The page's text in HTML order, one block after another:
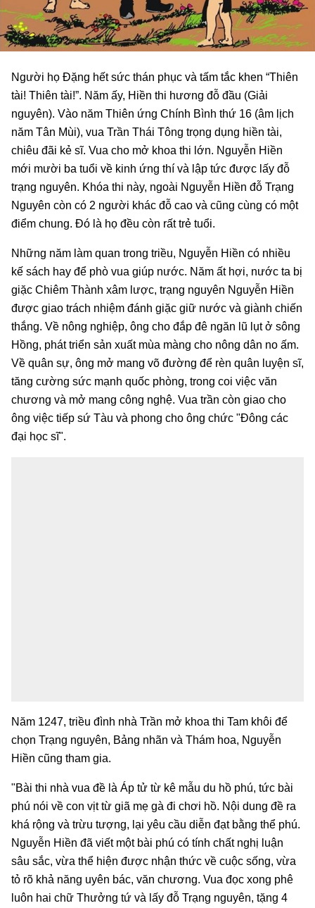
Người họ Đặng hết sức thán phục và tấm tắc khen “Thiên
tài! Thiên tài!”. Năm ấy, Hiền thi hương đỗ đầu (Giải
nguyên). Vào năm Thiên ứng Chính Bình thứ 16 (âm lịch
năm Tân Mùi), vua Trần Thái Tông trọng dụng hiền tài,
chiêu đãi kẻ sĩ. Vua cho mở khoa thi lớn. Nguyễn Hiền
mới mười ba tuổi về kinh ứng thí và lập tức được lấy đỗ
trạng nguyên. Khóa thi này, ngoài Nguyễn Hiền đỗ Trạng
Nguyên còn có 2 người khác đỗ cao và cũng cùng có một
điểm chung. Đó là họ đều còn rất trẻ tuổi.
Những năm làm quan trong triều, Nguyễn Hiền có nhiều
kế sách hay để phò vua giúp nước. Năm ất hợi, nước ta bị
giặc Chiêm Thành xâm lược, trạng nguyên Nguyễn Hiền
được giao trách nhiệm đánh giặc giữ nước và giành chiến
thắng. Về nông nghiệp, ông cho đắp đê ngăn lũ lụt ở sông
Hồng, phát triển sản xuất mùa màng cho nông dân no ấm.
Về quân sự, ông mở mang võ đường để rèn quân luyện sĩ,
tăng cường sức mạnh quốc phòng, trong coi việc văn
chương và mở mang công nghệ. Vua trần còn giao cho
ông việc tiếp sứ Tàu và phong cho ông chức "Đông các
đại học sĩ".
Năm 1247, triều đình nhà Trần mở khoa thi Tam khôi để
chọn Trạng nguyên, Bảng nhãn và Thám hoa, Nguyễn
Hiền cũng tham gia.
"Bài thi nhà vua đề là Áp tử từ kê mẫu du hồ phú, tức bài
phú nói về con vịt từ giã mẹ gà đi chơi hồ. Nội dung đề ra
khá rộng và trừu tượng, lại yêu cầu diễn đạt bằng thể phú.
Nguyễn Hiền đã viết một bài phú có tính chất nghị luận
sâu sắc, vừa thể hiện được nhận thức về cuộc sống, vừa
tỏ rõ khả năng uyên bác, văn chương. Vua đọc xong phê
luôn hai chữ Thưởng tứ và lấy đỗ Trạng nguyên, tặng 4